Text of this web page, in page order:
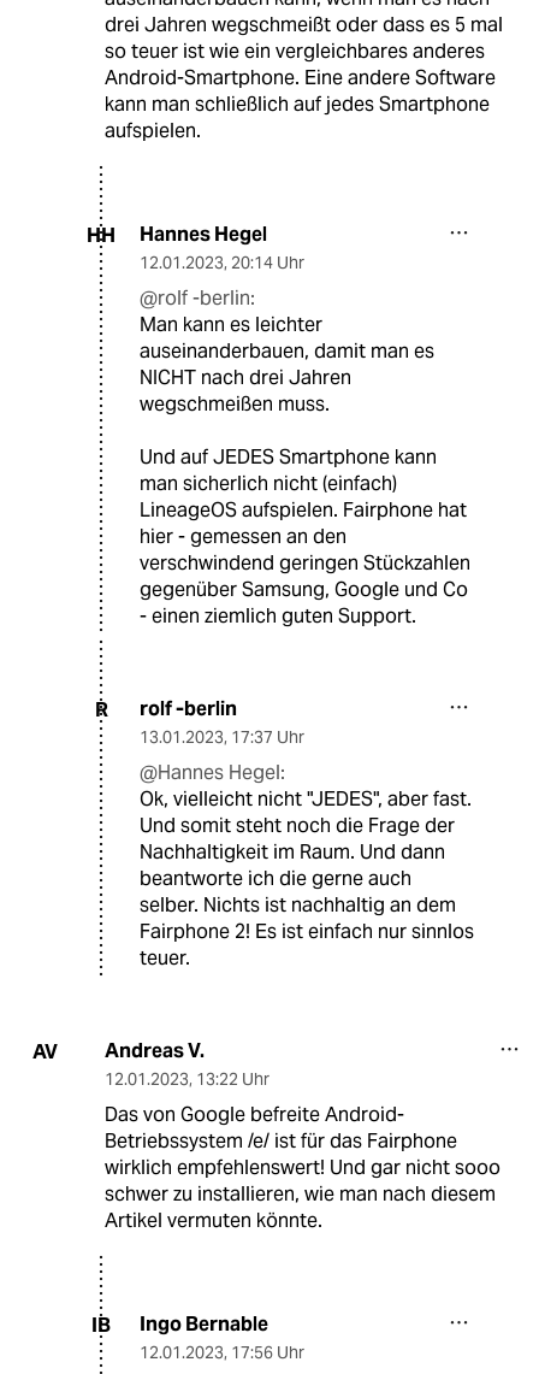
drei Jahren wegschmeißt oder dass es 5 mal
so teuer ist wie ein vergleichbares anderes
Android-Smartphone. Eine andere Software
kann man schließlich auf jedes Smartphone
aufspielen.
HH Hannes Hegel
12.01.2023, 20:14 Uhr
@rolf -berlin:
Man kann es leichter
auseinanderbauen, damit man es
NICHT nach drei Jahren
wegschmeißen muss.
Und auf JEDES Smartphone kann
man sicherlich nicht (einfach)
LineageOS aufspielen. Fairphone hat
hier - gemessen an den
verschwindend geringen Stückzahlen
gegenüber Samsung, Google und Co
- einen ziemlich guten Support.
R rolf -berlin
13.01.2023, 17:37 Uhr
@Hannes Hegel:
Ok, vielleicht nicht "JEDES", aber fast.
Und somit steht noch die Frage der
Nachhaltigkeit im Raum. Und dann
beantworte ich die gerne auch
selber. Nichts ist nachhaltig an dem
Fairphone 2! Es ist einfach nur sinnlos
teuer.
AV Andreas V.
12.01.2023, 13:22 Uhr
Das von Google befreite Android-
Betriebssystem /e/ ist für das Fairphone
wirklich empfehlenswert! Und gar nicht sooo
schwer zu installieren, wie man nach diesem
Artikel vermuten könnte.
IB Ingo Bernable
12.01.2023, 17:56 Uhr